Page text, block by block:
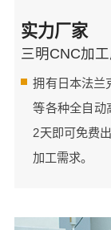
实力厂家
三明CNC加
拥有日本法兰
等各种全自动
2天即可免费
加工需求。